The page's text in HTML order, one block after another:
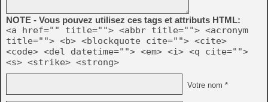
NOTE - Vous pouvez utilisez ces tags et attributs HTML:
<a href="" title=""> <abbr title=""> <acronym
title=""> <b> <blockquote cite=""> <cite>
<code> <del datetime=""> <em> <i> <q cite="">
<s> <strike> <strong>
Votre nom *